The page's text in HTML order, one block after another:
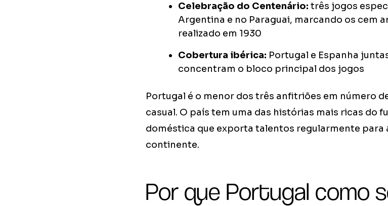
Celebração do Centenário: três jogos
Argentina e no Paraguai, marcando os cem
realizado em 1930
Cobertura ibérica: Portugal e Espanha
concentram o bloco principal dos jogos
Portugal é o menor dos três anfitriões em número
casual. O país tem uma das histórias mais ricas do
doméstica que exporta talentos regularmente para
continente.
Por que Portugal como